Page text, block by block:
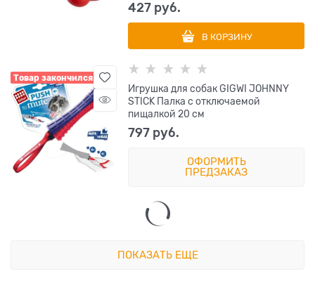
427 руб.
В КОРЗИНУ
Товар закончился
Игрушка для собак GIGWI JOHNNY
STICK Палка с отключаемой
пищалкой 20 см
797 руб.
ОФОРМИТЬ
ПРЕДЗАКАЗ
ПОКАЗАТЬ ЕЩЕ